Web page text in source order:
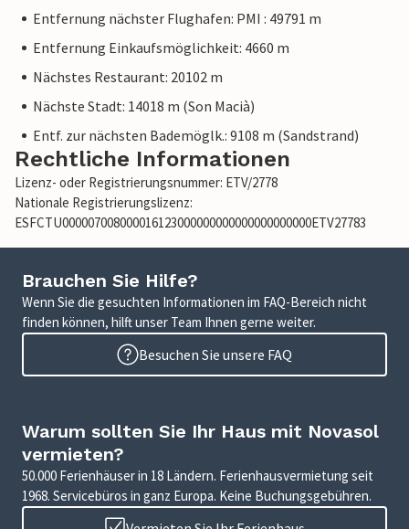
Entfernung nächster Flughafen: PMI : 49791 m
Entfernung Einkaufsmöglichkeit: 4660 m
Nächstes Restaurant: 20102 m
Nächste Stadt: 14018 m (Son Macià)
Entf. zur nächsten Bademöglk.: 9108 m (Sandstrand)
Rechtliche Informationen
Lizenz- oder Registrierungsnummer: ETV/2778
Nationale Registrierungslizenz:
ESFCTU000007008000016123000000000000000000000ETV27783
Brauchen Sie Hilfe?
Wenn Sie die gesuchten Informationen im FAQ-Bereich nicht
finden können, hilft unser Team Ihnen gerne weiter.
Besuchen Sie unsere FAQ
Warum sollten Sie Ihr Haus mit Novasol
vermieten?
50.000 Ferienhäuser in 18 Ländern. Ferienhausvermietung seit
1968. Servicebüros in ganz Europa. Keine Buchungsgebühren.